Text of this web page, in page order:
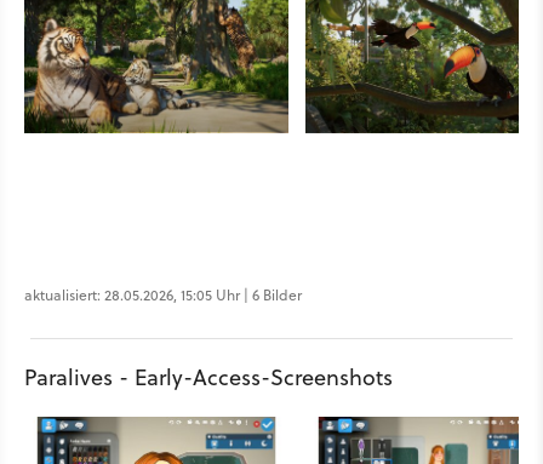
aktualisiert: 28.05.2026, 15:05 Uhr | 6 Bilder
Paralives - Early-Access-Screenshots